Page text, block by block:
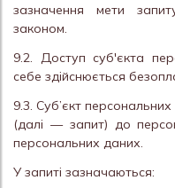
зазначення мети
законом.
9.2. Доступ суб'єкта
себе здійснюється
9.3. Суб’єкт
(далі — запит) до
персональних даних.
У запиті зазначаються: